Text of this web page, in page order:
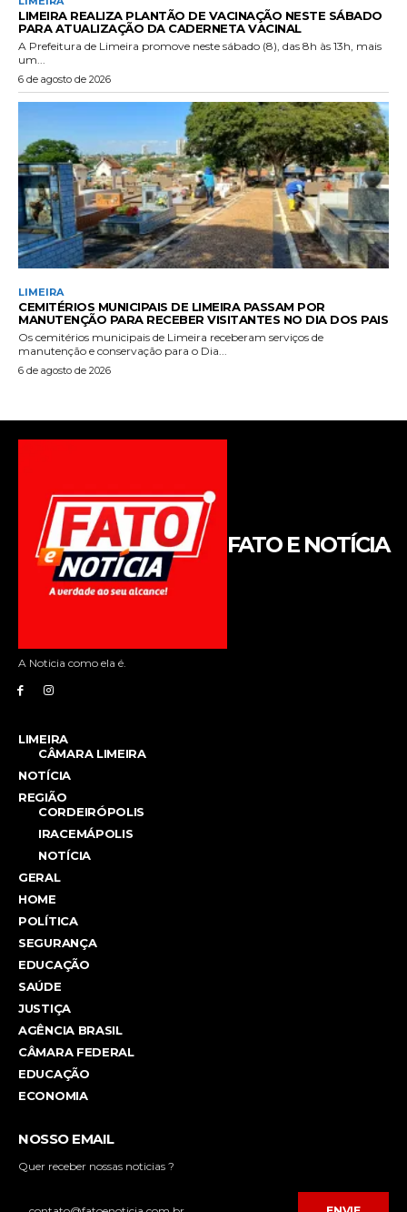
FATO E NOTÍCIA
A Noticia como ela é.
LIMEIRA
CÂMARA LIMEIRA
NOTÍCIA
REGIÃO
CORDEIRÓPOLIS
IRACEMÁPOLIS
NOTÍCIA
GERAL
HOME
POLÍTICA
SEGURANÇA
EDUCAÇÃO
SAÚDE
JUSTIÇA
AGÊNCIA BRASIL
CÂMARA FEDERAL
EDUCAÇÃO
ECONOMIA
NOSSO EMAIL
Quer receber nossas noticias ?